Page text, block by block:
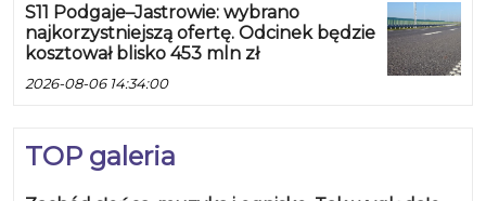
S11 Podgaje–Jastrowie: wybrano
najkorzystniejszą ofertę. Odcinek będzie
kosztował blisko 453 mln zł
2026-08-06 14:34:00
TOP galeria